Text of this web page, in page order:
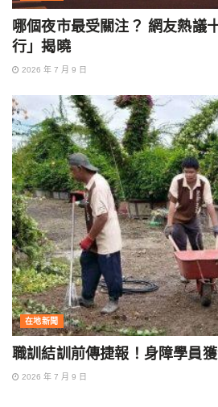
哪個夜市最受關注？ 網友熱議
行」揭曉
2026 年 7 月 9 日
在地新聞
職訓結訓前傳捷報！身障學員
2026 年 7 月 9 日